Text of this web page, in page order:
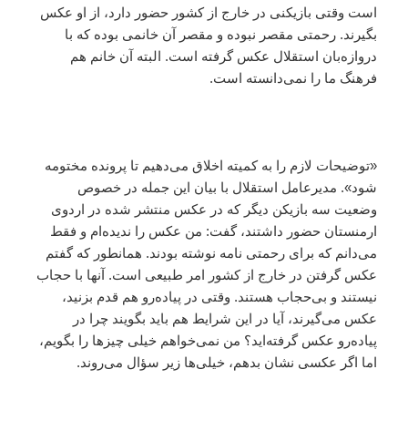
است وقتی بازیکنی در خارج از کشور حضور دارد، از او عکس
بگیرند. رحمتی مقصر نبوده و مقصر آن خانمی بوده که با
دروازه‌بان استقلال عکس گرفته است. البته آن خانم هم
فرهنگ ما را نمی‌دانسته است.
«توضیحات لازم را به کمیته اخلاق می‌دهیم تا پرونده مختومه
شود». مدیرعامل استقلال با بیان این جمله در خصوص
وضعیت سه بازیکن دیگر که در عکس منتشر شده در اردوی
ارمنستان حضور داشتند، گفت: من عکس را ندیده‌ام و فقط
می‌دانم که برای رحمتی نامه نوشته بودند. همانطور که گفتم
عکس گرفتن در خارج از کشور امر طبیعی است. آنها با حجاب
نیستند و بی‌حجاب هستند. وقتی در پیاده‌رو هم قدم بزنید،
عکس می‌گیرند، آیا در این شرایط هم باید بگویند چرا در
پیاده‌رو عکس گرفته‌اید؟ من نمی‌خواهم خیلی چیزها را بگویم،
اما اگر عکسی نشان بدهم، خیلی‌ها زیر سؤال می‌روند.